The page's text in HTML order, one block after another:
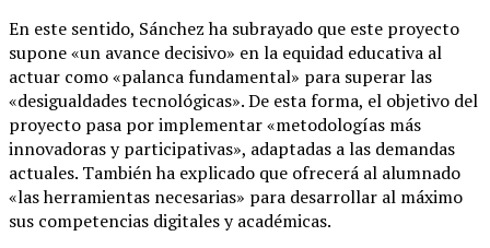
En este sentido, Sánchez ha subrayado que este proyecto
supone «un avance decisivo» en la equidad educativa al
actuar como «palanca fundamental» para superar las
«desigualdades tecnológicas». De esta forma, el objetivo del
proyecto pasa por implementar «metodologías más
innovadoras y participativas», adaptadas a las demandas
actuales. También ha explicado que ofrecerá al alumnado
«las herramientas necesarias» para desarrollar al máximo
sus competencias digitales y académicas.